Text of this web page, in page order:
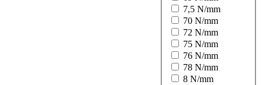
7,5 N/mm
70 N/mm
72 N/mm
75 N/mm
76 N/mm
78 N/mm
8 N/mm